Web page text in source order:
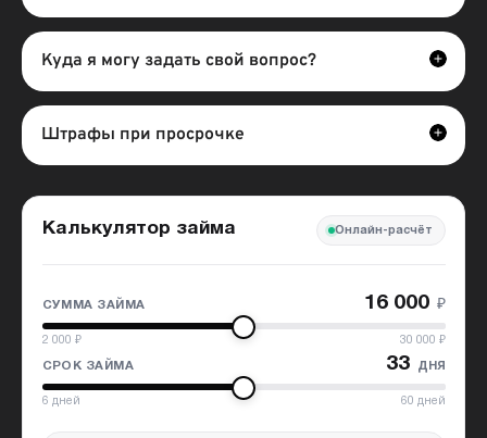
Куда я могу задать свой вопрос?
Штрафы при просрочке
Калькулятор займа Онлайн-расчёт
СУММА ЗАЙМА 16 000 ₽
2 000 ₽ 30 000 ₽
СРОК ЗАЙМА 33 дня
6 дней 60 дней